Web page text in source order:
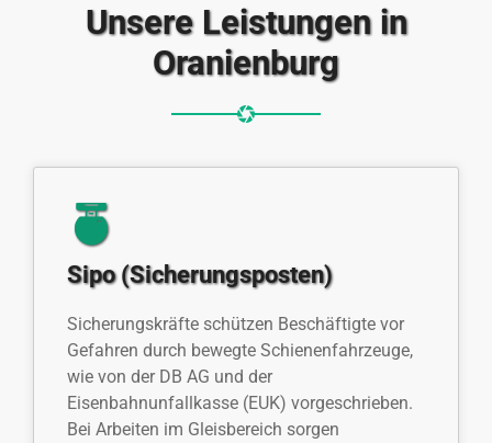
Unsere Leistungen in
Oranienburg
Sipo (Sicherungsposten)
Sicherungskräfte schützen Beschäftigte vor
Gefahren durch bewegte Schienenfahrzeuge,
wie von der DB AG und der
Eisenbahnunfallkasse (EUK) vorgeschrieben.
Bei Arbeiten im Gleisbereich sorgen